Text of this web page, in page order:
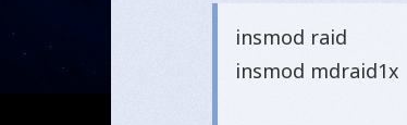
insmod raid
insmod mdraid1x